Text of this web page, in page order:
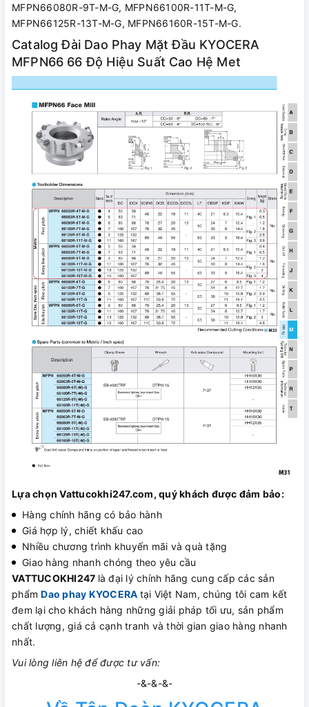
MFPN66080R-9T-M-G, MFPN66100R-11T-M-G,
MFPN66125R-13T-M-G, MFPN66160R-15T-M-G.
Catalog Đài Dao Phay Mặt Đầu KYOCERA
MFPN66 66 Độ Hiệu Suất Cao Hệ Met
Lựa chọn Vattucokhi247.com, quý khách được đảm bảo:
Hàng chính hãng có bảo hành
Giá hợp lý, chiết khấu cao
Nhiều chương trình khuyến mãi và quà tặng
Giao hàng nhanh chóng theo yêu cầu
VATTUCOKHI247 là đại lý chính hãng cung cấp các sản
phẩmDao phay KYOCERA tại Việt Nam, chúng tôi cam kết
đem lại cho khách hàng những giải pháp tối ưu, sản phẩm
chất lượng, giá cả cạnh tranh và thời gian giao hàng nhanh
nhất.
Vui lòng liên hệ để được tư vấn:
-&-&-&-